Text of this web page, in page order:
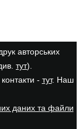
авторських
тут).
- тут. Наш
даних та файли